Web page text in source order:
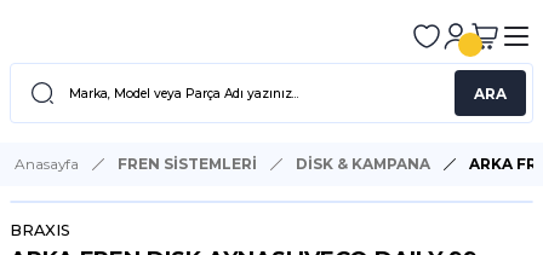
ARA
Anasayfa FREN SİSTEMLERİ DİSK & KAMPANA ARKA
BRAXIS